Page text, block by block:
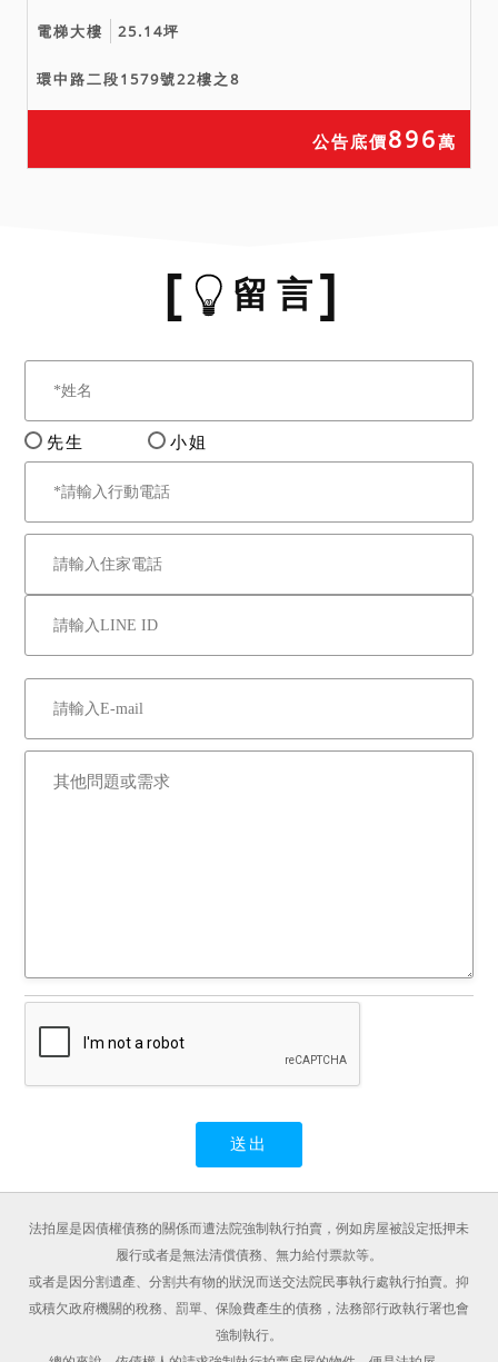
電梯大樓 25.14坪
環中路二段1579號22樓之8
公告底價896萬
留 言
先生 小姐
法拍屋是因債權債務的關係而遭法院強制執行拍賣，例如房屋被設定抵押未
履行或者是無法清償債務、無力給付票款等。
或者是因分割遺產、分割共有物的狀況而送交法院民事執行處執行拍賣。抑
或積欠政府機關的稅務、罰單、保險費產生的債務，法務部行政執行署也會
強制執行。